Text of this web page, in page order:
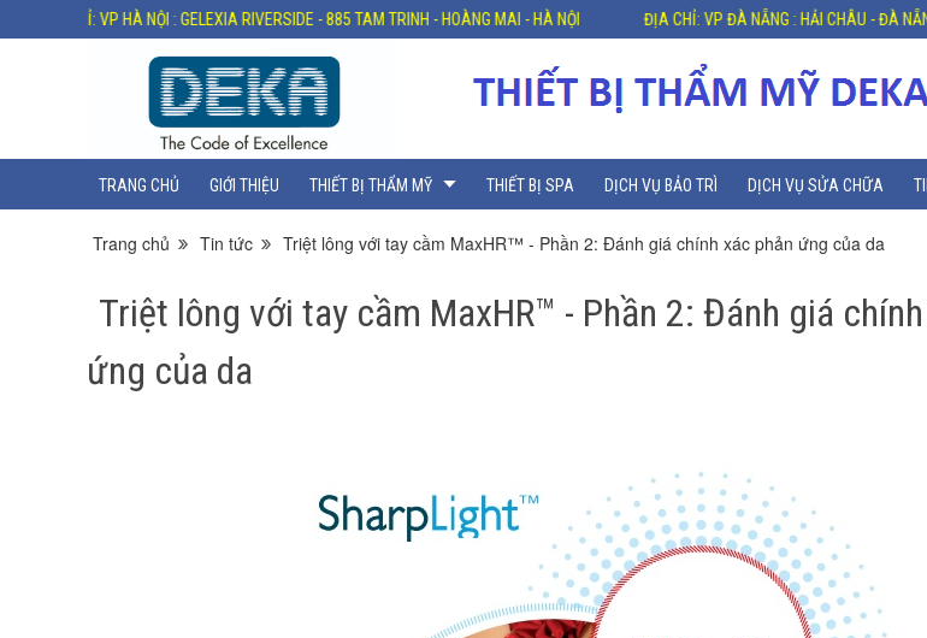
HÀ NỘI : GELEXIA RIVERSIDE - 885 TAM TRINH - HOÀNG MAI - HÀ NỘI ĐỊA CHỈ: VP ĐÀ NẴNG : HẢI CHÂU - ĐÀ NẴNG
TRANG CHỦ GIỚI THIỆU THIẾT BỊ THẨM MỸ THIẾT BỊ SPA DỊCH VỤ BẢO TRÌ DỊCH VỤ SỬA CHỮA
Trang chủ Tin tức Triệt lông với tay cầm MaxHR™ - Phần 2: Đánh giá chính xác phản ứng của da
Triệt lông với tay cầm MaxHR™ - Phần 2: Đánh giá
ứng của da